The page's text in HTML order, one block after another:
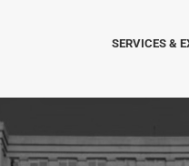
SERVICES &